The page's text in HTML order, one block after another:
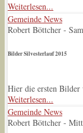
Weiterlesen...
Gemeinde News
Robert Böttcher -
Bilder Silvesterlauf 2015
Hier die ersten
Weiterlesen...
Gemeinde News
Robert Böttcher -